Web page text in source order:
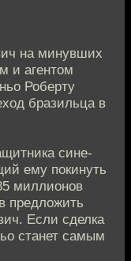
на минувших
и агентом
Роберту
бразильца в
сине-
ему покинуть
миллионов
предложить
Если сделка
станет самым